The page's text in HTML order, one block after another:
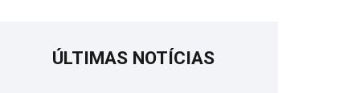
ÚLTIMAS NOTÍCIAS